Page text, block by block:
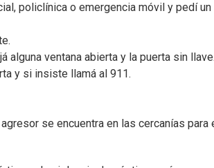
policlínica o emergencia móvil y pedí
alguna ventana abierta y la puerta sin llave.
y si insiste llamá al 911.
se encuentra en las cercanías